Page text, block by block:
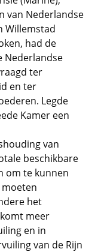
van Nederlandse
Willemstad
had de
Nederlandse
ter
en ter
Legde
Kamer een
van
beschikbare
om te kunnen
het
meer
en in
van de Rijn